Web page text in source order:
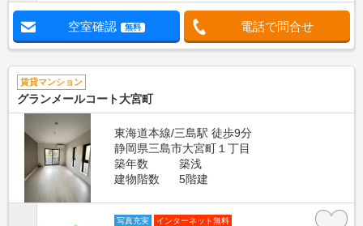
空室確認 無料 電話で問合せ
賃貸マンション
グランメールコート大宮町
東海道本線/三島駅 徒歩9分
静岡県三島市大宮町１丁目
築年数
築浅
建物階数
5階建
写真充実 インターネット無料